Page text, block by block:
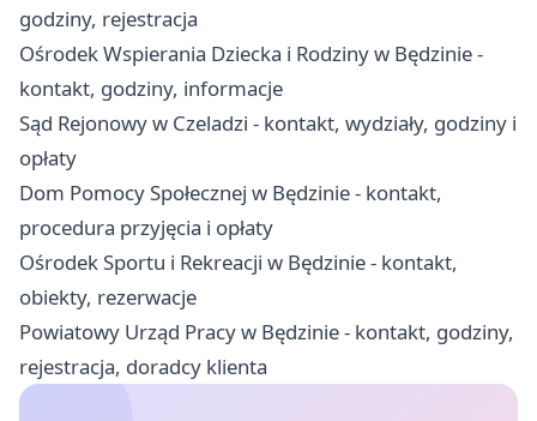
godziny, rejestracja
Ośrodek Wspierania Dziecka i Rodziny w Będzinie -
kontakt, godziny, informacje
Sąd Rejonowy w Czeladzi - kontakt, wydziały, godziny i
opłaty
Dom Pomocy Społecznej w Będzinie - kontakt,
procedura przyjęcia i opłaty
Ośrodek Sportu i Rekreacji w Będzinie - kontakt,
obiekty, rezerwacje
Powiatowy Urząd Pracy w Będzinie - kontakt, godziny,
rejestracja, doradcy klienta